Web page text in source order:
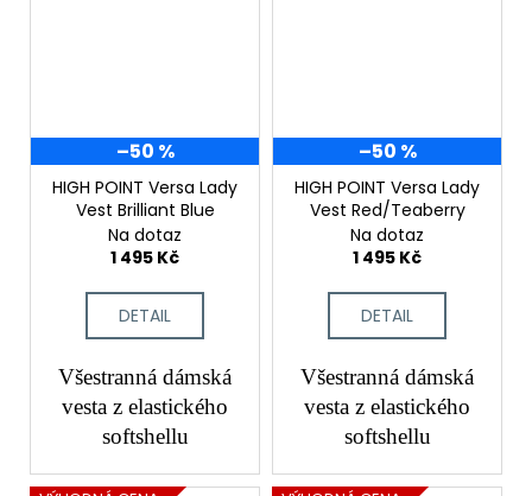
–50 %
HIGH POINT Versa Lady
Vest Brilliant Blue
Na dotaz
1 495 Kč
DETAIL
Všestranná dámská
vesta z elastického
softshellu
–50 %
HIGH POINT Versa Lady
Vest Red/Teaberry
Na dotaz
1 495 Kč
DETAIL
Všestranná dámská
vesta z elastického
softshellu